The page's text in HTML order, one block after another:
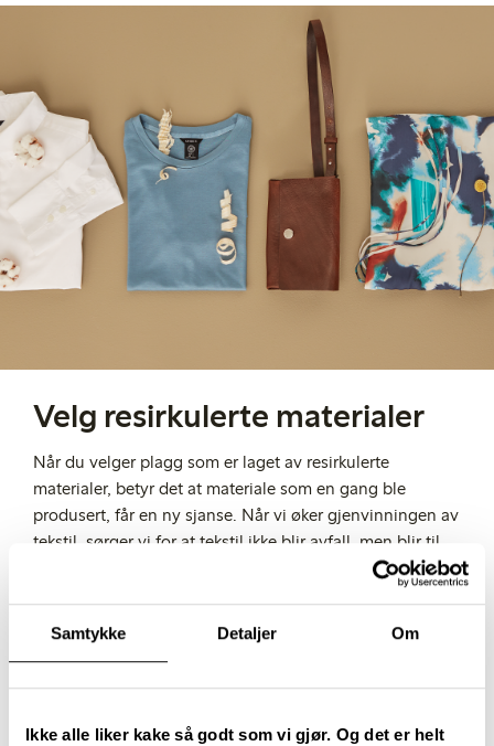
Samtykke Detaljer Om
Ikke alle liker kake så godt som vi gjør. Og det er helt
Velg resirkulerte materialer
Når du velger plagg som er laget av resirkulerte
materialer, betyr det at materiale som en gang ble
produsert, får en ny sjanse. Når vi øker gjenvinningen av
tekstil, sørger vi for at tekstil ikke blir avfall, men blir til
Visste du at Lindex sitt mål er at i 2026 vil 100 prosent
av alle våre materialer være resirkulert eller bærekraftig?
Det er den eneste veien fremover.
Les mer om resirkulerte materialer